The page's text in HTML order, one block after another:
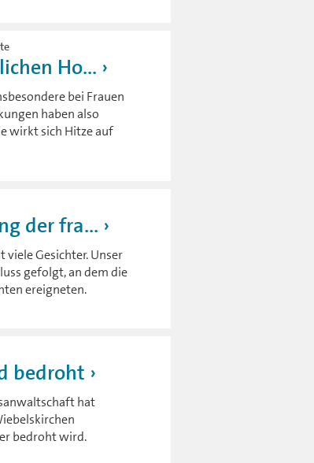
Ho...
bei Frauen
haben also
wirkt sich Hitze auf
der fra...
Gesichter. Unser
gefolgt, an dem die
ereigneten.
bedroht
hat
bedroht wird.